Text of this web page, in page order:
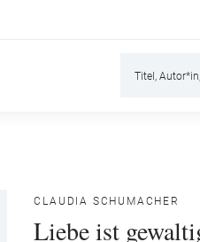
CLAUDIA SCHUMACHER
Liebe ist